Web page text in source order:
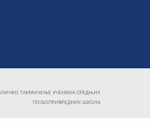
ТАКМИЧЕЊЕ УЧЕНИКА СРЕДЊИХ
ПОЉОПРИВРЕДНИХ ШКОЛА